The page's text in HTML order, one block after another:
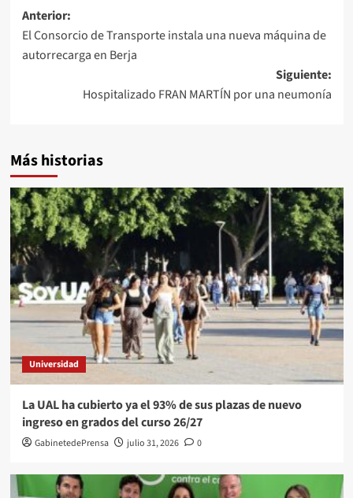
Navegación
de
entradas
Anterior:
El Consorcio de Transporte instala una nueva máquina de
autorrecarga en Berja
Siguiente:
Hospitalizado FRAN MARTÍN por una neumonía
Más historias
Universidad
La UAL ha cubierto ya el 93% de sus plazas de nuevo
ingreso en grados del curso 26/27
GabinetedePrensa julio 31, 2026 0